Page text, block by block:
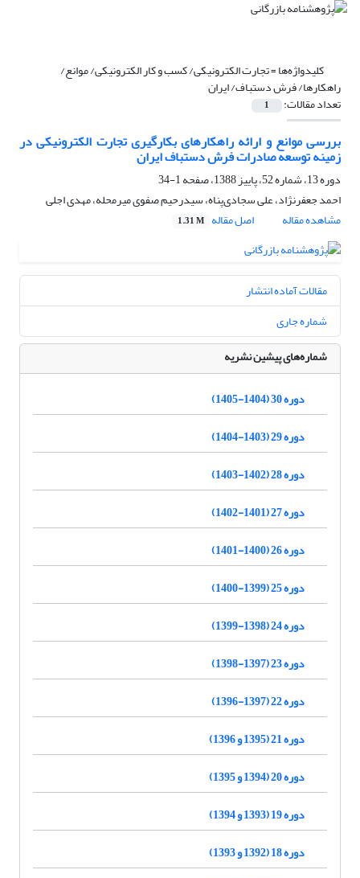
کلیدواژه‌ها =تجارت الکترونیکی/ کسب و کار الکترونیکی/ موانع/
راهکارها/ فرش دستباف/ ایران
تعداد مقالات: 1
بررسی موانع و ارائه راهکارهای بکارگیری تجارت الکترونیکی در
زمینه توسعه صادرات فرش دستباف ایران
دوره 13، شماره 52، پاییز 1388، صفحه
1-34
احمد جعفرنژاد، علی سجادی‌پناه، سیدرحیم صفوی میرمحله، مهدی اجلی
مشاهده مقاله
اصل مقاله 1.31 M
مقالات آماده انتشار
شماره جاری
شماره‌های پیشین نشریه
دوره 30 (1404-1405)
دوره 29 (1403-1404)
دوره 28 (1402-1403)
دوره 27 (1401-1402)
دوره 26 (1400-1401)
دوره 25 (1399-1400)
دوره 24 (1398-1399)
دوره 23 (1397-1398)
دوره 22 (1397-1396)
دوره 21 (1395 و 1396)
دوره 20 (1394 و 1395)
دوره 19 (1393 و 1394)
دوره 18 (1392 و 1393)